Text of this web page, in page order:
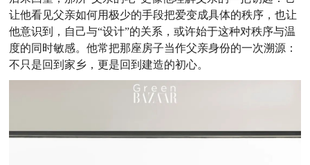
让他看见父亲如何用极少的手段把爱变成具体的秩序，也让
他意识到，自己与“设计”的关系，或许始于这种对秩序与温
度的同时敏感。他常把那座房子当作父亲身份的一次溯源：
不只是回到家乡，更是回到建造的初心。